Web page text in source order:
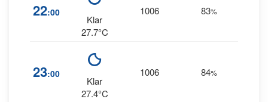
22:00
Klar
27.7°C
1006 83%
23:00
Klar
27.4°C
1006 84%